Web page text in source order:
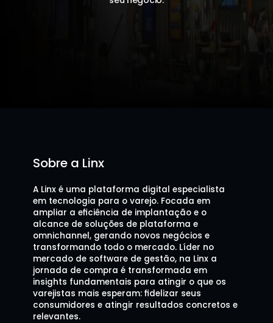
Sobre a Linx
A Linx é uma plataforma digital especialista
em tecnologia para o varejo. Focada em
ampliar a eficiência de implantação e o
alcance de soluções de plataforma e
omnichannel, gerando novos negócios e
transformando todo o mercado. Líder no
mercado de software de gestão, na Linx a
jornada de compra é transformada em
insights fundamentais para atingir o que os
varejistas mais esperam: fidelizar seus
consumidores e atingir resultados concretos e
relevantes.